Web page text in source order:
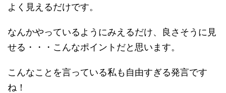
よく見えるだけです。
なんかやっているようにみえるだけ、良さそうに見
せる・・・こんなポイントだと思います。
こんなことを言っている私も自由すぎる発言です
ね！